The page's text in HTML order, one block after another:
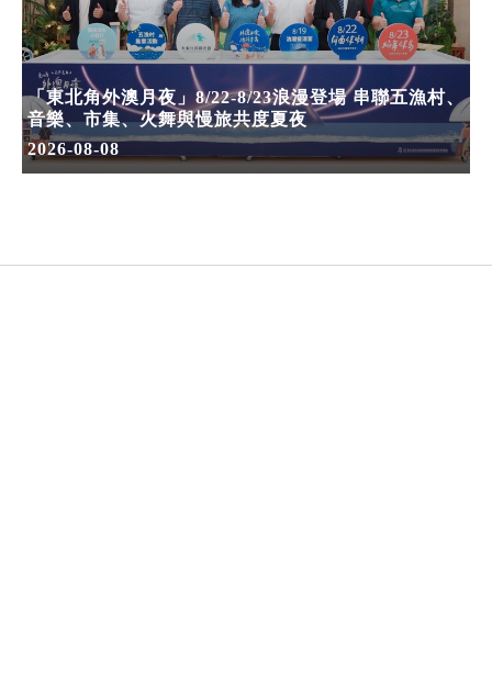
「東北角外澳月夜」8/22-8/23浪漫登場 串聯五漁村、
音樂、市集、火舞與慢旅共度夏夜
2026-08-08